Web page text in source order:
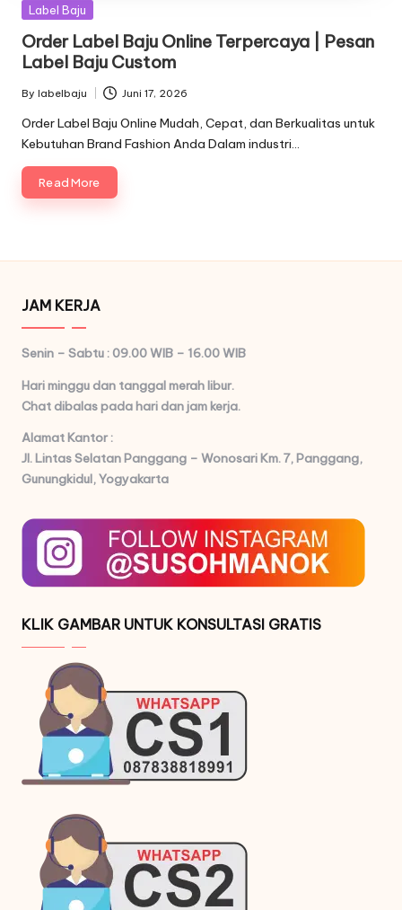
Posted
Label Baju
Order Label Baju Online Terpercaya | Pesan
Label Baju Custom
Posted
by
By labelbaju Juni 17, 2026
Order Label Baju Online Mudah, Cepat, dan Berkualitas untuk
Kebutuhan Brand Fashion Anda Dalam industri…
Read More
JAM KERJA
Senin – Sabtu : 09.00 WIB – 16.00 WIB
Hari minggu dan tanggal merah libur.
Chat dibalas pada hari dan jam kerja.
Alamat Kantor :
Jl. Lintas Selatan Panggang – Wonosari Km. 7, Panggang,
Gunungkidul, Yogyakarta
KLIK GAMBAR UNTUK KONSULTASI GRATIS